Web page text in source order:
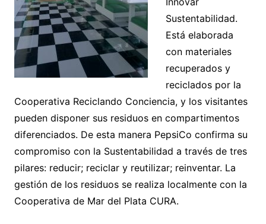
Sustentabilidad.
Está elaborada
con materiales
recuperados y
reciclados por la
Cooperativa Reciclando Conciencia, y los visitantes
pueden disponer sus residuos en compartimentos
diferenciados. De esta manera PepsiCo confirma su
compromiso con la Sustentabilidad a través de tres
pilares: reducir; reciclar y reutilizar; reinventar. La
gestión de los residuos se realiza localmente con la
Cooperativa de Mar del Plata CURA.